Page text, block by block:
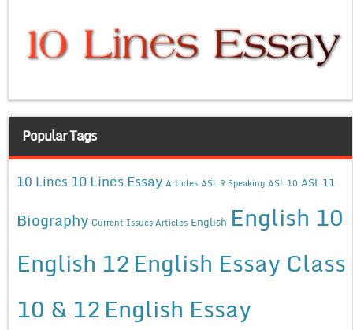
Popular Tags
10 Lines 10 Lines Essay Articles ASL 9 Speaking ASL 10 ASL 11
Biography Current Issues Articles English English 10
English 12English Essay Class
10 & 12English Essay